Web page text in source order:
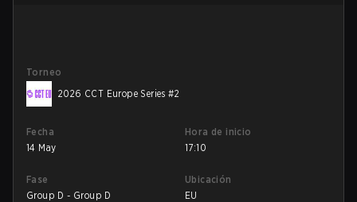
Torneo
2026 CCT Europe Series #2
Fecha
14 May
Hora de inicio
17:10
Fase
Group D - Group D
Ubicación
EU